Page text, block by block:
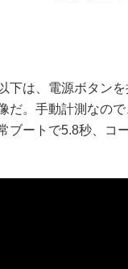
は、電源ボタン
だ。手動計測なので
ブートで5.8秒、コ